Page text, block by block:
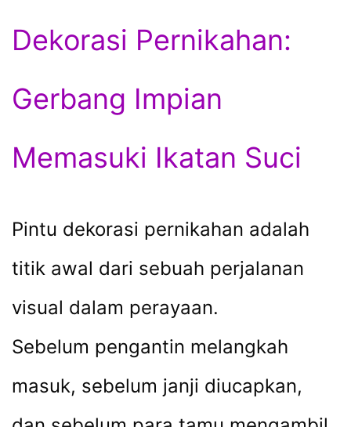
Dekorasi Pernikahan:
Gerbang Impian
Memasuki Ikatan Suci
Pintu dekorasi pernikahan adalah
titik awal dari sebuah perjalanan
visual dalam perayaan.
Sebelum pengantin melangkah
masuk, sebelum janji diucapkan,